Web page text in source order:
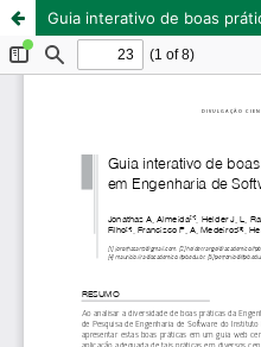
Guia interativo de boas